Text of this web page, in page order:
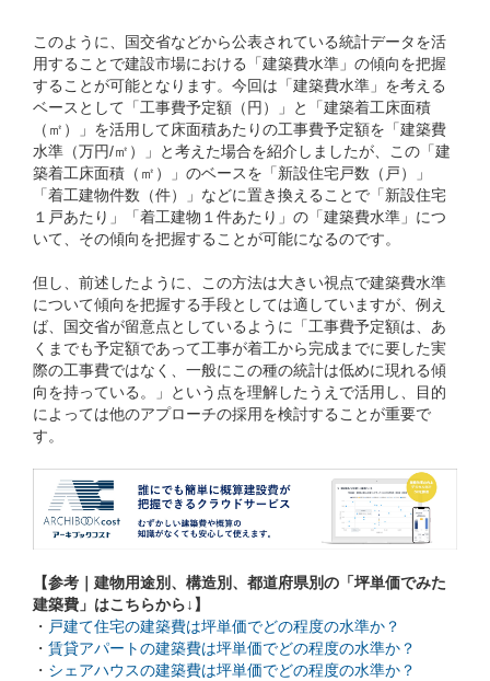
このように、国交省などから公表されている統計データを活
用することで建設市場における「建築費水準」の傾向を把握
することが可能となります。今回は「建築費水準」を考える
ベースとして「工事費予定額（円）」と「建築着工床面積
（㎡）」を活用して床面積あたりの工事費予定額を「建築費
水準（万円/㎡）」と考えた場合を紹介しましたが、この「建
築着工床面積（㎡）」のベースを「新設住宅戸数（戸）」
「着工建物件数（件）」などに置き換えることで「新設住宅
１戸あたり」「着工建物１件あたり」の「建築費水準」につ
いて、その傾向を把握することが可能になるのです。
但し、前述したように、この方法は大きい視点で建築費水準
について傾向を把握する手段としては適していますが、例え
ば、国交省が留意点としているように「工事費予定額は、あ
くまでも予定額であって工事が着工から完成までに要した実
際の工事費ではなく、一般にこの種の統計は低めに現れる傾
向を持っている。」という点を理解したうえで活用し、目的
によっては他のアプローチの採用を検討することが重要で
す。
【参考｜建物用途別、構造別、都道府県別の「坪単価でみた
建築費」はこちらから↓】
・ 戸建て住宅の建築費は坪単価でどの程度の水準か？
・ 賃貸アパートの建築費は坪単価でどの程度の水準か？
・ シェアハウスの建築費は坪単価でどの程度の水準か？